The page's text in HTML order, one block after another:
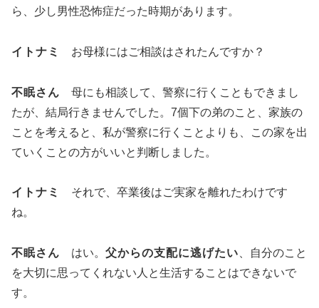
ら、少し男性恐怖症だった時期があります。
イトナミ お母様にはご相談はされたんですか？
不眠さん 母にも相談して、警察に行くこともできまし
たが、結局行きませんでした。7個下の弟のこと、家族の
ことを考えると、私が警察に行くことよりも、この家を出
ていくことの方がいいと判断しました。
イトナミ
それで、卒業後はご実家を離れたわけです
ね。
不眠さん はい。 父からの支配に逃げたい 、自分のこと
を大切に思ってくれない人と生活することはできないで
す。